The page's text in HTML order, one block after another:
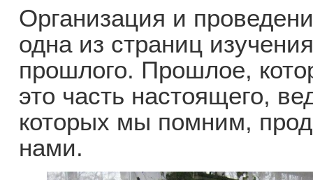
Организация и
одна из страниц
прошлого. Прошлое,
это часть настоящего,
которых мы помним,
нами.